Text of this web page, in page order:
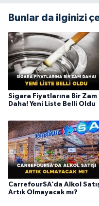
Bunlar da ilginizi
Sigara Fiyatlarına Bir Zam
Daha! Yeni Liste Belli Oldu
CarrefourSA’da Alkol
Artık Olmayacak mı?